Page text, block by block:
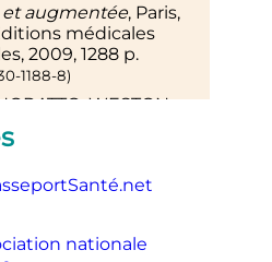
et augmentée, Paris,
médicales
2009, 1288 p.
1188-8)
WESTON
BYRNE, AND LUIS
Potential against
Breast
, vol. 57, 2009
nationale